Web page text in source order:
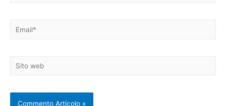
Email*
Sito